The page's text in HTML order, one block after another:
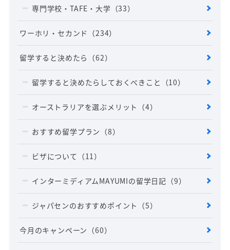
専門学校・TAFE・大学 （33）
ワーホリ・セカンド （234）
留学すると決めたら （62）
留学すると決めたらしておくべきこと （10）
オーストラリアを選ぶメリット （4）
おすすめ留学プラン （8）
ビザについて （11）
インターミディアムMAYUMIの留学日記 （9）
ジャパセンのおすすめポイント （5）
今月のキャンペーン （60）